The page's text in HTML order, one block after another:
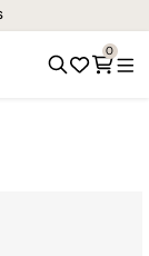
país!
0